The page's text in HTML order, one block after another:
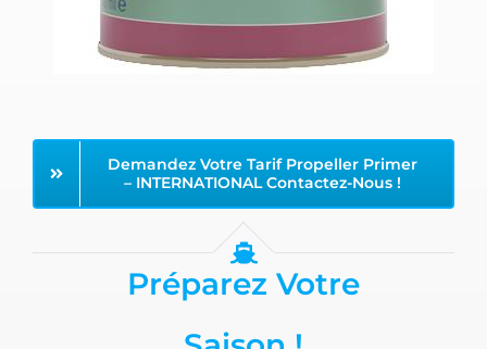
Demandez Votre Tarif Propeller Primer
– INTERNATIONAL Contactez-Nous !
Préparez Votre